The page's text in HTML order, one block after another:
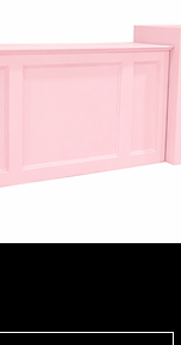
rápida